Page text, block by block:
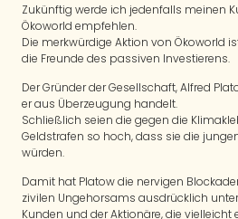
Zukünftig werde ich jedenfalls meinen
Ökoworld empfehlen.
Die merkwürdige Aktion von Ökoworld
die Freunde des passiven Investierens.
Der Gründer der Gesellschaft, Alfred
er aus Überzeugung handelt.
Schließlich seien die gegen die
Geldstrafen so hoch, dass sie die
würden.
Damit hat Platow die nervigen
zivilen Ungehorsams ausdrücklich
Kunden und der Aktionäre, die